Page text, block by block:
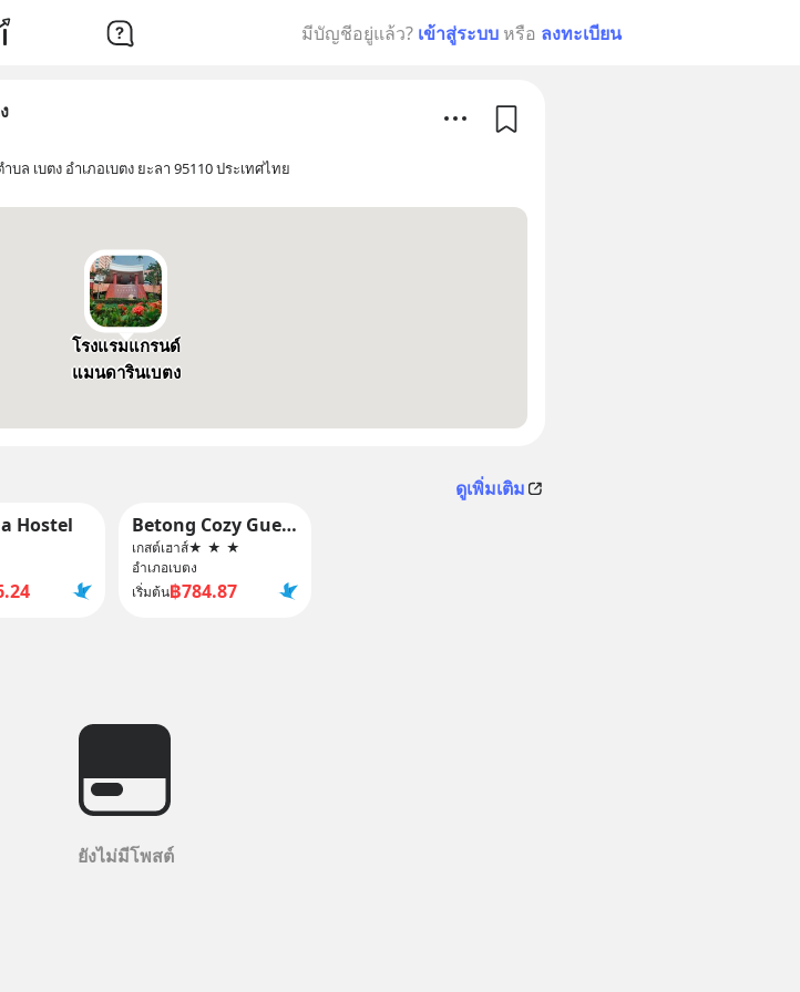
มีบัญชีอยู่แล้ว? เข้าสู่ระบบ หรือ ลงทะเบียน
ล เบตง อำเภอเบตง ยะลา 95110 ประเทศไทย
โรงแรมแกรนด์
แมนดารินเบตง
ดูเพิ่มเติม
Hostel Betong Cozy Guest House
เกสต์เฮาส์★ ★ ★
อำเภอเบตง
เริ่มต้น฿784.87
ยังไม่มีโพสต์